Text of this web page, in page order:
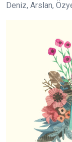
Deniz, Arslan,